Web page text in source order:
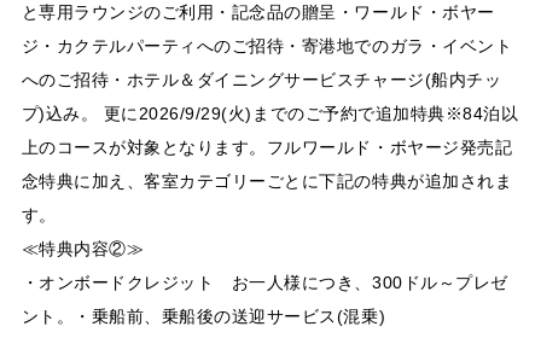
と専用ラウンジのご利用・記念品の贈呈・ワールド・ボヤー
ジ・カクテルパーティへのご招待・寄港地でのガラ・イベント
へのご招待・ホテル＆ダイニングサービスチャージ(船内チッ
プ)込み。 更に2026/9/29(火)までのご予約で追加特典※84泊以
上のコースが対象となります。フルワールド・ボヤージ発売記
念特典に加え、客室カテゴリーごとに下記の特典が追加されま
す。
≪特典内容②≫
・オンボードクレジット お一人様につき、300ドル～プレゼ
ント。・乗船前、乗船後の送迎サービス(混乗)